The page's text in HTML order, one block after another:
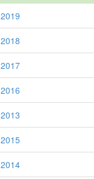
2019
2018
2017
2016
2013
2015
2014